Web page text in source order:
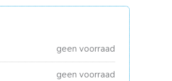
geen voorraad
geen voorraad